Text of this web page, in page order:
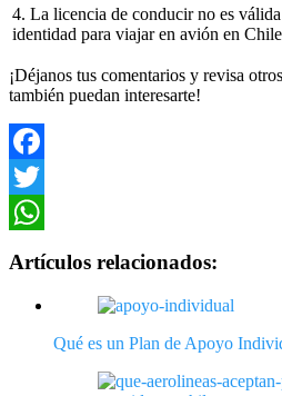
4. La licencia de conducir no es
identidad para viajar en avión en
¡Déjanos tus comentarios y revisa
también puedan interesarte!
Facebook
Twitter
Artículos relacionados:
Qué es un Plan de Apoyo